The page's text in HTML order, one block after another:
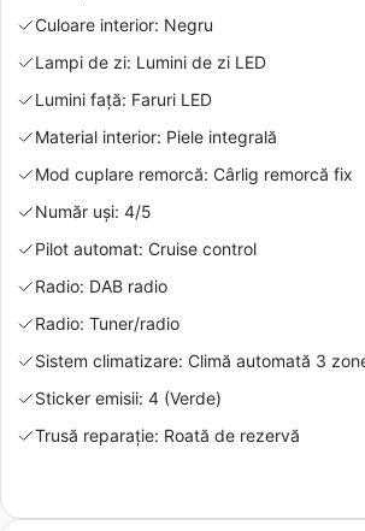
Culoare interior: Negru
Lampi de zi: Lumini de zi LED
Lumini față: Faruri LED
Material interior: Piele integrală
Mod cuplare remorcă: Cârlig remorcă fix
Număr uși: 4/5
Pilot automat: Cruise control
Radio: DAB radio
Radio: Tuner/radio
Sistem climatizare: Climă automată 3
Sticker emisii: 4 (Verde)
Trusă reparație: Roată de rezervă